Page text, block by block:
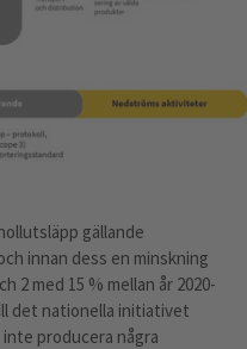
gällande
innan dess en minskning
2 med 15 % mellan år 2020-
det nationella initiativet
producera några